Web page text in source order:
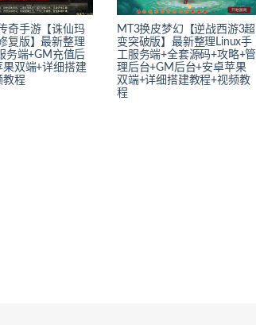
奇手游【诛仙玛
复版】最新整理
务端+GM充值后
果双端+详细搭建
教程
MT3换皮梦幻【逆战西游3超
变突破版】最新整理Linux手
工服务端+全套源码+攻略+管
理后台+GM后台+安卓苹果
双端+详细搭建教程+视频教
程